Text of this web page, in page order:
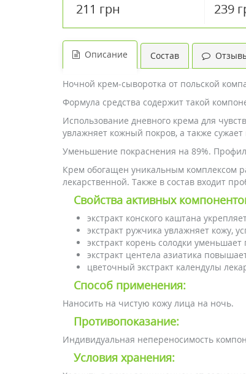
мл
211 грн 239
Описание Состав
Ночной крем-сыворотка от польской
Формула средства содержит такой
Использование дневного крема для
увлажняет кожный покров, а также
Уменьшение покраснения на 89%.
Крем обогащен уникальным комплексом
лекарственной. Также в состав входит
Свойства активных
экстракт конского каштана
экстракт ружчика увлажняет кожу,
экстракт корень солодки
экстракт центела азиатика
цветочный экстракт календулы
Способ применения:
Наносить на чистую кожу лица на ночь.
Противопоказание:
Индивидуальная непереносимость
Условия хранения: